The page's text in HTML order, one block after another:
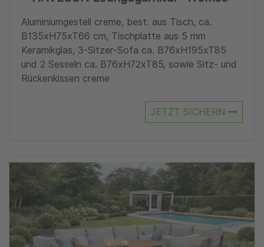
Aluminiumgestell creme, best. aus Tisch, ca.
B135xH75xT66 cm, Tischplatte aus 5 mm
Keramikglas, 3-Sitzer-Sofa ca. B76xH195xT85
und 2 Sesseln ca. B76xH72xT85, sowie Sitz- und
Rückenkissen creme
JETZT SICHERN